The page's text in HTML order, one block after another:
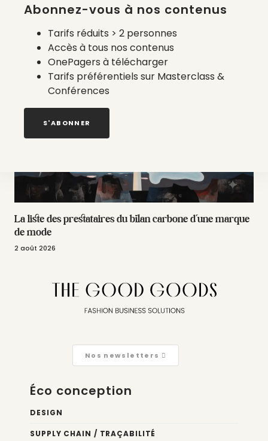
à la carte
4 août 2026
La liste des prestataires du bilan carbone d’une marque
de mode
2 août 2026
Nos newsletters
Éco conception
DESIGN
SUPPLY CHAIN / TRAÇABILITÉ
Abonnez-vous à nos contenus
Tarifs réduits > 2 personnes
Accès à tous nos contenus
OnePagers à télécharger
Tarifs préférentiels sur Masterclass &
Conférences
S'ABONNER